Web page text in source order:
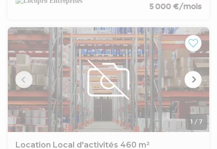
se compose de deux espaces distincts : un entrepôt et un
Les locaux sont accessibles en R+1 par une rampe, avec une
hauteur sous plafond d'environ 3 mètres et 2,60 mètres sous
poutres, permettant un aménagement modulable et adapté
à différents types d'activités industrielles ou commerciales.
Le local nécessite des travaux de rénovation, offrant ainsi la
possibilité de personnaliser les espaces selon vos besoins
spécifiques. Sa configuration permet de séparer
efficacement les zones de stockage et de travail
administratif, tout en optimisant la circulation interne.
Disponible à partir du 26 mai 2026, ce bien représente une
opportunité rare pour les entreprises cherchant un local
d'activité spacieux dans un secteur stratégique de Nice. La
5 000 €/mois
1 / 7
Location Local d'activités 460 m²